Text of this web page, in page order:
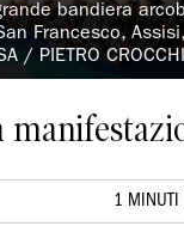
bandiera
Francesco, Assisi,
/ PIETRO
1 MINUTI